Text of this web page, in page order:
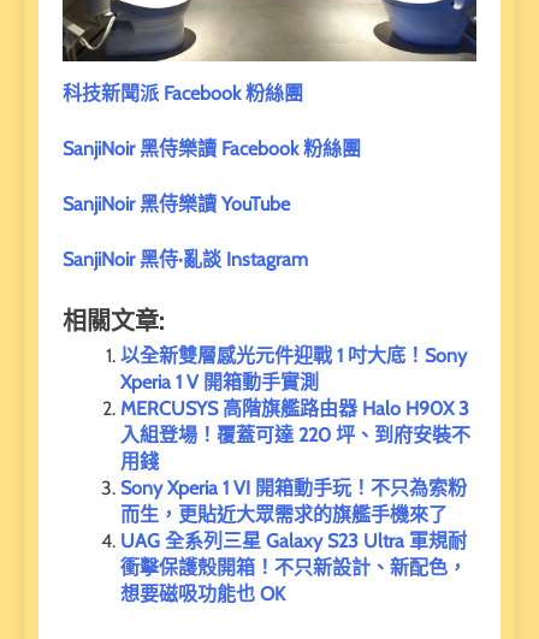
科技新聞派 Facebook 粉絲團
SanjiNoir 黑侍樂讀 Facebook 粉絲團
SanjiNoir 黑侍樂讀 YouTube
SanjiNoir 黑侍·亂談 Instagram
相關文章:
以全新雙層感光元件迎戰 1 吋大底！Sony
Xperia 1 V 開箱動手實測
MERCUSYS 高階旗艦路由器 Halo H90X 3
入組登場！覆蓋可達 220 坪、到府安裝不
用錢
Sony Xperia 1 VI 開箱動手玩！不只為索粉
而生，更貼近大眾需求的旗艦手機來了
UAG 全系列三星 Galaxy S23 Ultra 軍規耐
衝擊保護殼開箱！不只新設計、新配色，
想要磁吸功能也 OK